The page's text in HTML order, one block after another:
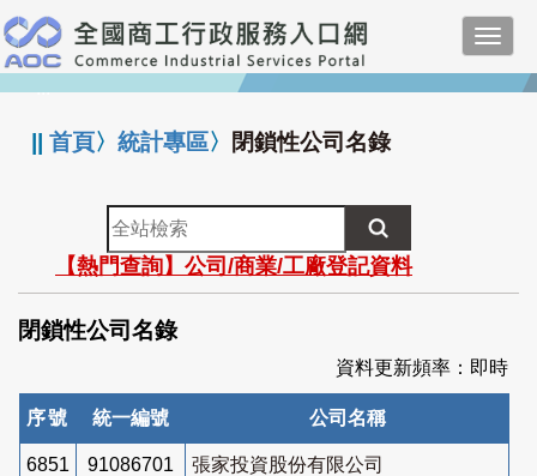
跳
到
主
要
:::
||首頁〉統計專區〉 閉鎖性公司名錄
全
站
檢
索
【熱門查詢】公司/商業/工廠登記資料
閉鎖性公司名錄
資料更新頻率：即時
序號 統一編號 公司名稱
6851 91086701 張家投資股份有限公司